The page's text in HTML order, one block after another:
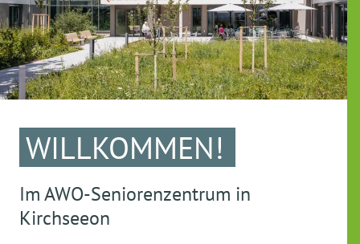
WILLKOMMEN!
Im AWO-Seniorenzentrum in
Kirchseeon